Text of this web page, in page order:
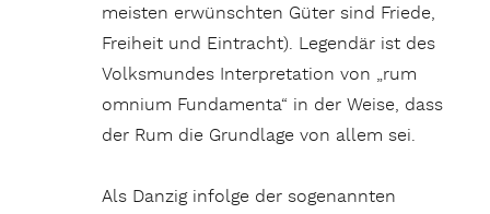
meisten erwünschten Güter sind Friede,
Freiheit und Eintracht). Legendär ist des
Volksmundes Interpretation von „rum
omnium Fundamenta“ in der Weise, dass
der Rum die Grundlage von allem sei.
Als Danzig infolge der sogenannten